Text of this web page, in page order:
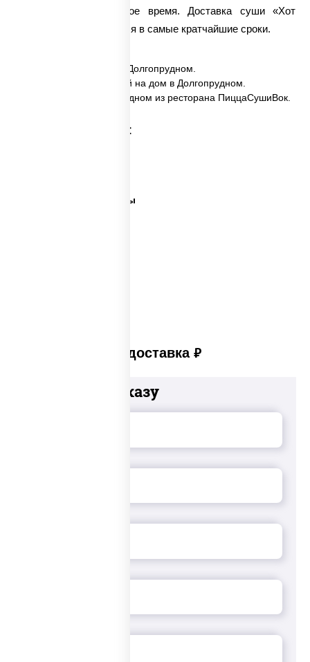
сделать заказ в любое время. Доставка суши «Хот
Кунсей» осуществляется в самые кратчайшие сроки.
✅ Хот Кунсей заказать в Долгопрудном.
✅ Хот Кунсей с доставкой на дом в Долгопрудном.
✅ Хот Кунсей в Долгопрудном из ресторана ПиццаСушиВок.
Категории товара:
Все виды суши и роллы
Платная доставка руб
Добавьте к заказу